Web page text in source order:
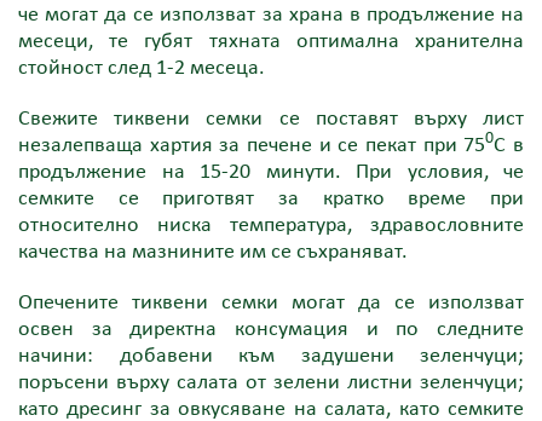
че могат да се използват за храна в продължение на
месеци, те губят тяхната оптимална хранителна
стойност след 1-2 месеца.
Свежите тиквени семки се поставят върху лист
незалепваща хартия за печене и се пекат при 750C в
продължение на 15-20 минути. При условия, че
семките се приготвят за кратко време при
относително ниска температура, здравословните
качества на мазнините им се съхраняват.
Опечените тиквени семки могат да се използват
освен за директна консумация и по следните
начини: добавени към задушени зеленчуци;
поръсени върху салата от зелени листни зеленчуци;
като дресинг за овкусяване на салата, като семките